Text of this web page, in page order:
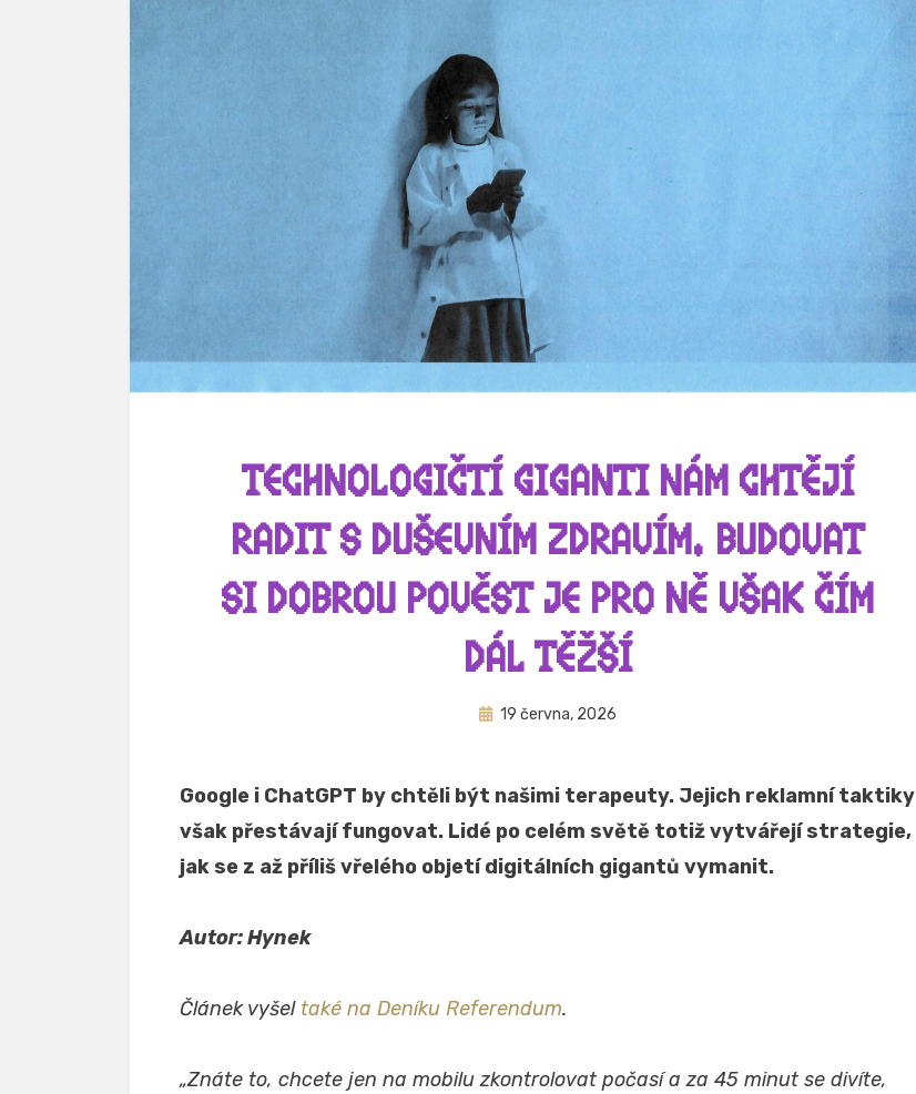
TECHNOLOGIČTÍ GIGANTI NÁM CHTĚJÍ
RADIT S DUŠEVNÍM ZDRAVÍM. BUDOVAT
SI DOBROU POVĚST JE PRO NĚ VŠAK ČÍM
DÁL TĚŽŠÍ
AutorHynek Trojánek
Zveřejněno
19 června, 2026
Google i ChatGPT by chtěli být našimi terapeuty. Jejich reklamní taktiky
však přestávají fungovat. Lidé po celém světě totiž vytvářejí strategie,
jak se z až příliš vřelého objetí digitálních gigantů vymanit.
Autor: Hynek
Článek vyšel také na Deníku Referendum.
„Znáte to, chcete jen na mobilu zkontrolovat počasí a za 45 minut se divíte,